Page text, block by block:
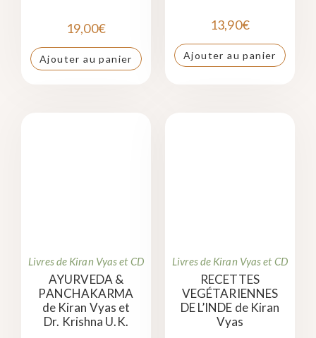
19,00€
Ajouter au panier
13,90€
Ajouter au panier
Livres de Kiran Vyas et CD
AYURVEDA &
PANCHAKARMA
de Kiran Vyas et
Dr. Krishna U.K.
Livres de Kiran Vyas et CD
RECETTES
VEGÉTARIENNES
DE L’INDE de Kiran
Vyas